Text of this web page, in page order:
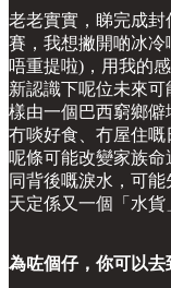
老老實實，睇完成
賽，我想撇開啲冰冷
唔重提啦)，用我的
新認識下呢位未來
樣由一個巴西窮鄉
冇啖好食、冇屋住
呢條可能改變家族命
同背後嘅淚水，可
天定係又一個「水貨
為咗個仔，你可以去